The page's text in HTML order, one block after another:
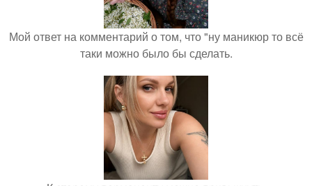
Мой ответ на комментарий о том, что "ну маникюр то всё
таки можно было бы сделать.